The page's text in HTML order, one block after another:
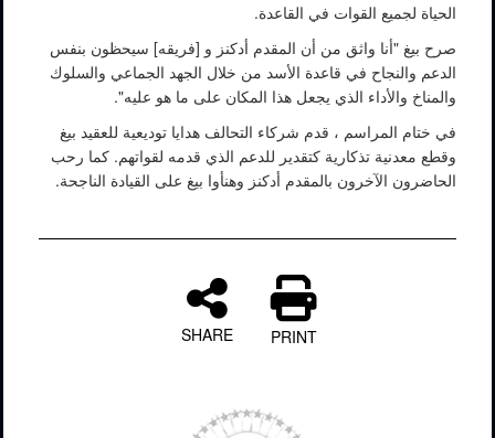
الحياة لجميع القوات في القاعدة.
صرح بيغ "أنا واثق من أن المقدم أدكنز و [فريقه] سيحظون بنفس
الدعم والنجاح في قاعدة الأسد من خلال الجهد الجماعي والسلوك
والمناخ والأداء الذي يجعل هذا المكان على ما هو عليه".
في ختام المراسم ، قدم شركاء التحالف هدايا توديعية للعقيد بيغ
وقطع معدنية تذكارية كتقدير للدعم الذي قدمه لقواتهم. كما رحب
الحاضرون الآخرون بالمقدم أدكنز وهنأوا بيغ على القيادة الناجحة.
SHARE PRINT